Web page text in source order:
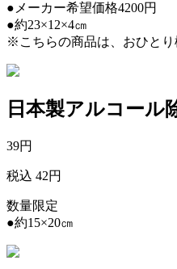
●メーカー希望価格4200円
●約23×12×4㎝
※こちらの商品は、おひとり
日本製アルコール
39円
税込 42円
数量限定
●約15×20㎝